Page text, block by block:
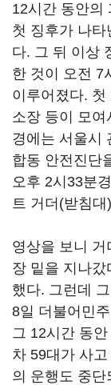
12시간 동안의
첫 징후가 나
다. 그 뒤 이상
한 것이 오전 7
이루어졌다.
소장 등이 모
경에는 서울시
합동 안전진단
오후 2시33분
트 거더(받침
영상을 보니
장 밑을 지나
했다. 그런데
8일 더불어민
그 12시간 동
차 59대가 사
의 운행도 중